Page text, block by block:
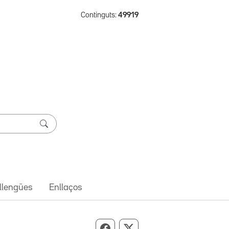
Continguts: 49919
Enllaços